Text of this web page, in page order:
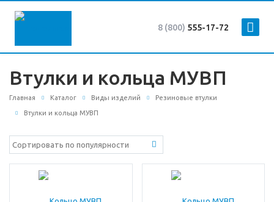
8 (800) 555-17-72
Втулки и кольца МУВП
Главная Каталог Виды изделий Резиновые втулки
Втулки и кольца МУВП